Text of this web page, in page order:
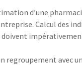
d’une
Calcul des
regroupement avec